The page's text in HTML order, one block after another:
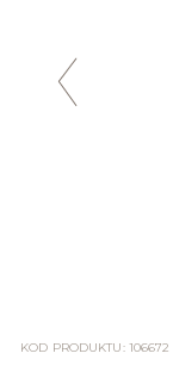
KOD PRODUKTU: 106672